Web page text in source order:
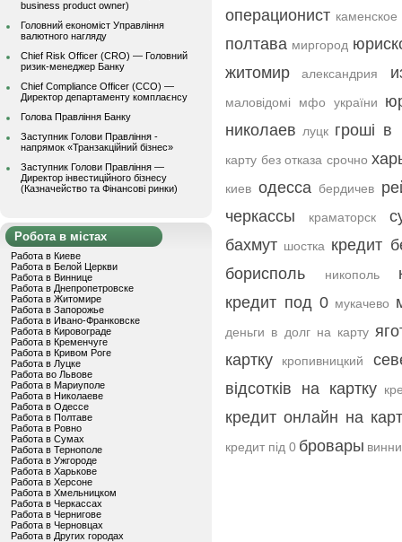
business product owner)
Головний економіст Управління
валютного нагляду
Chief Risk Officer (CRO) — Головний
ризик-менеджер Банку
Chief Compliance Officer (CCO) —
Директор департаменту комплаєнсу
Голова Правління Банку
Заступник Голови Правління -
напрямок «Транзакційний бізнес»
Заступник Голови Правління —
Директор інвестиційного бізнесу
(Казначейство та Фінансові ринки)
Робота в містах
Работа в Киеве
Работа в Белой Церкви
Работа в Виннице
Работа в Днепропетровске
Работа в Житомире
Работа в Запорожье
Работа в Ивано-Франковске
Работа в Кировограде
Работа в Кременчуге
Работа в Кривом Роге
Работа в Луцке
Работа во Львове
Работа в Мариуполе
Работа в Николаеве
Работа в Одессе
Работа в Полтаве
Работа в Ровно
Работа в Сумах
Работа в Тернополе
Работа в Ужгороде
Работа в Харькове
Работа в Херсоне
Работа в Хмельницком
Работа в Черкассах
Работа в Чернигове
Работа в Черновцах
Работа в Других городах
операционист каменское
полтава миргород
житомир
александрия
маловідомі мфо україни
николаев луцк гроші в
карту без отказа срочно
киев одесса бердичев
черкассы
краматорск
бахмут шостка кредит
борисполь
никополь
кредит под 0 мукачево
деньги в долг на карту
картку
кропивницкий
відсотків на картку
кредит онлайн на
кредит під 0 бровары